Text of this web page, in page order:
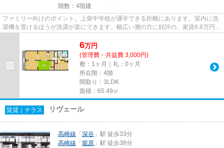
階数：4階建
ファミリー向けのポイント。上柴中学校が通学できる距離にあります。室内に洗
濯機を置けるほうが洗濯が楽にできます。幅広い層の方に好評の、家賃6.8万円台
のお部屋です。比較的お手頃...
6万円
(管理費・共益費 3,000円)
敷：1ヶ月｜礼：0ヶ月
所在階：4階
間取り：3LDK
面積：65.49㎡
賃貸｜テラス リヴェール
高崎線 「深谷 」駅 徒歩33分
高崎線 「籠原 」駅 徒歩38分